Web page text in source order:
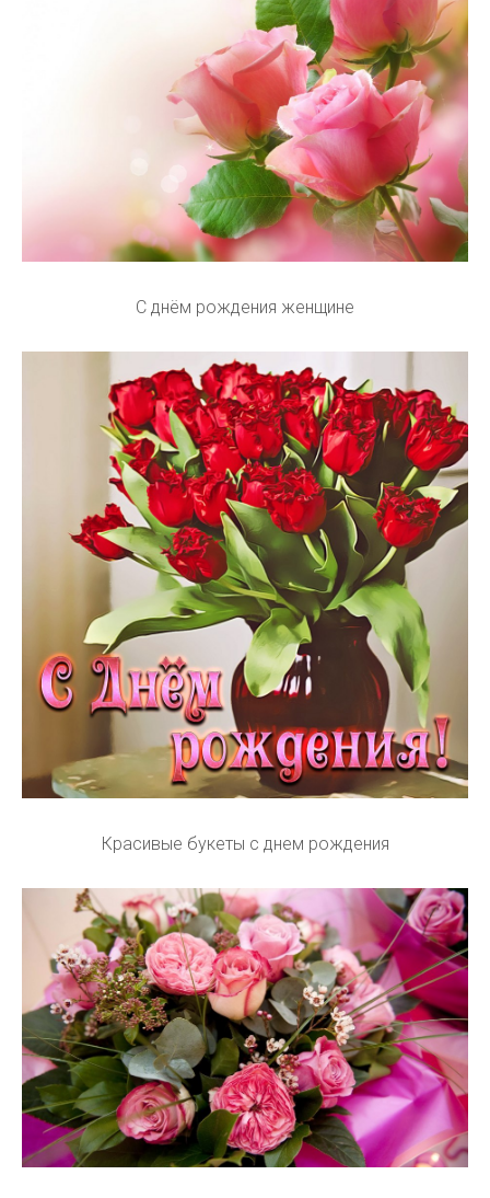
С днём рождения женщине
Красивые букеты с днем рождения